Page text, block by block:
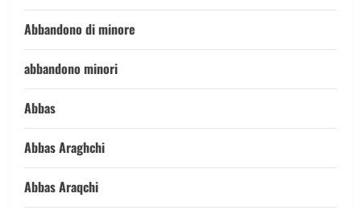
Abbandono di minore
abbandono minori
Abbas
Abbas Araghchi
Abbas Araqchi